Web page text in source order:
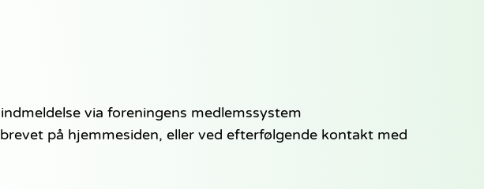
via foreningens medlemssystem
på hjemmesiden, eller ved efterfølgende kontakt med